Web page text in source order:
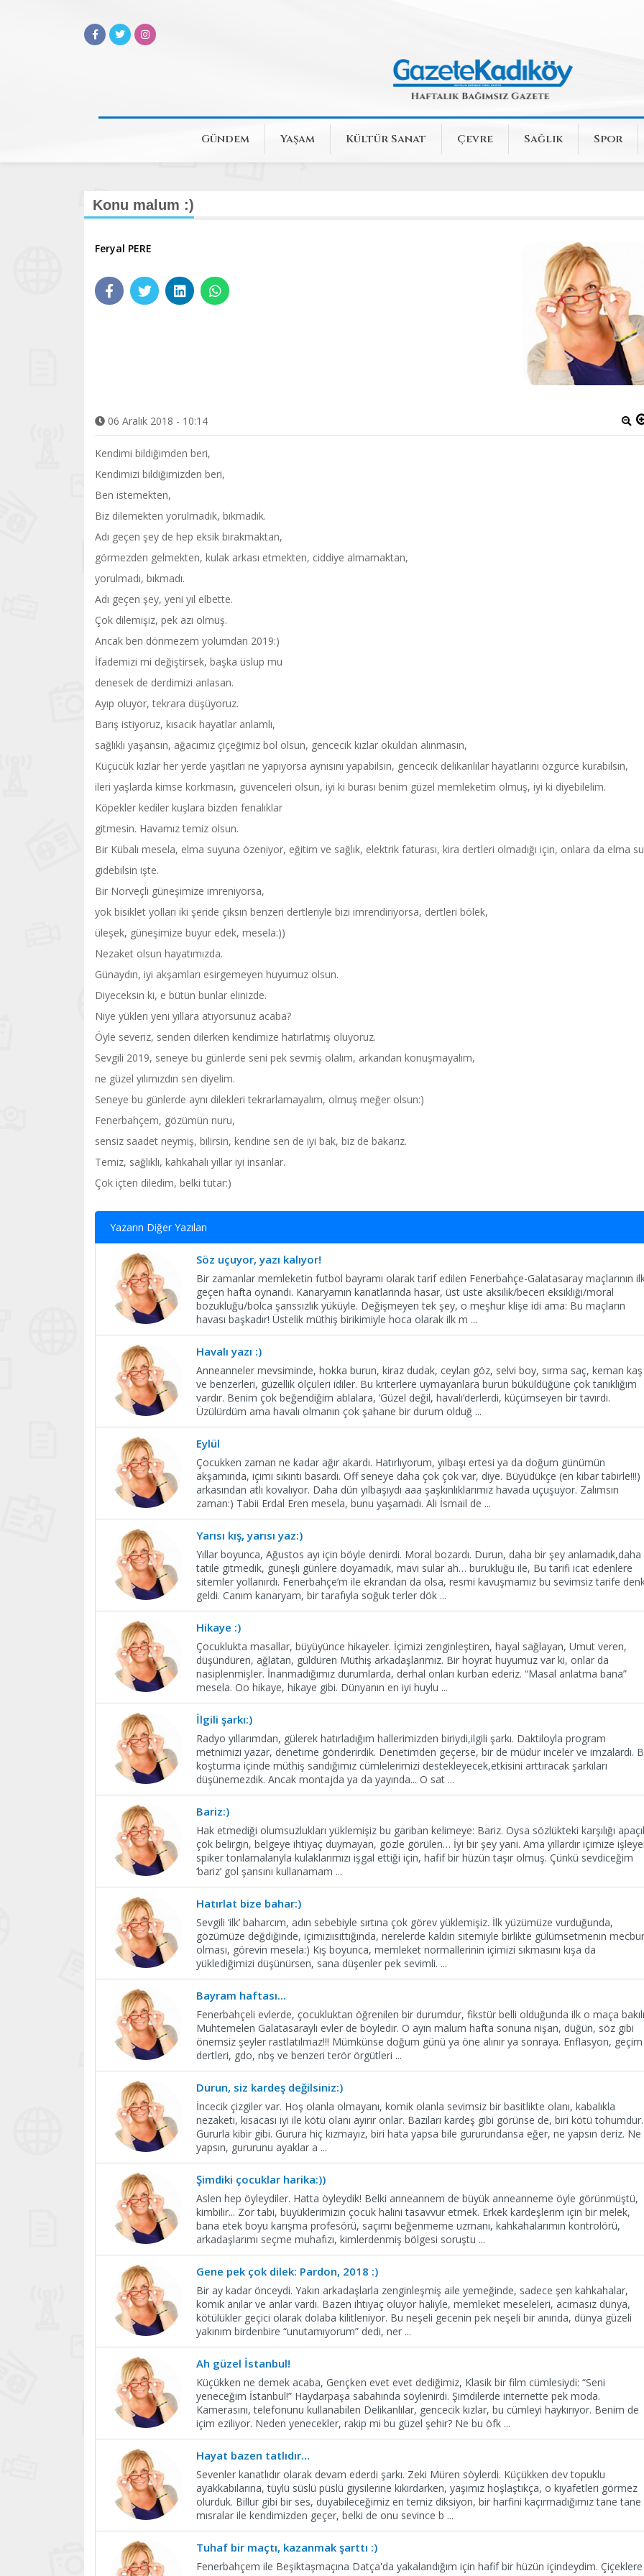
Gündem Yaşam Kültür Sanat Çevre Sağlık Spor
Konu malum :)
Feryal PERE
06 Aralık 2018 - 10:14
Kendimi bildiğimden beri,
Kendimizi bildiğimizden beri,
Ben istemekten,
Biz dilemekten yorulmadık, bıkmadık.
Adı geçen şey de hep eksik bırakmaktan,
görmezden gelmekten, kulak arkası etmekten, ciddiye almamaktan,
yorulmadı, bıkmadı.
Adı geçen şey, yeni yıl elbette.
Çok dilemişiz, pek azı olmuş.
Ancak ben dönmezem yolumdan 2019:)
İfademizi mi değiştirsek, başka üslup mu
denesek de derdimizi anlasan.
Ayıp oluyor, tekrara düşüyoruz.
Barış istiyoruz, kısacık hayatlar anlamlı,
sağlıklı yaşansın, ağacımız çiçeğimiz bol olsun, gencecik kızlar okuldan alınmasın,
Küçücük kızlar her yerde yaşıtları ne yapıyorsa aynısını yapabilsin, gencecik delikanlılar hayatlarını özgürce kurabilsin,
ileri yaşlarda kimse korkmasın, güvenceleri olsun, iyi ki burası benim güzel memleketim olmuş, iyi ki diyebilelim.
Köpekler kediler kuşlara bizden fenalıklar
gitmesin. Havamız temiz olsun.
Bir Kübalı mesela, elma suyuna özeniyor, eğitim ve sağlık, elektrik faturası, kira dertleri olmadığı için, onlara da elma
gidebilsin işte.
Bir Norveçli güneşimize imreniyorsa,
yok bisiklet yolları iki şeride çıksın benzeri dertleriyle bizi imrendiriyorsa, dertleri bölek,
üleşek, güneşimize buyur edek, mesela:))
Nezaket olsun hayatımızda.
Günaydın, iyi akşamları esirgemeyen huyumuz olsun.
Diyeceksin ki, e bütün bunlar elinizde.
Niye yükleri yeni yıllara atıyorsunuz acaba?
Öyle severiz, senden dilerken kendimize hatırlatmış oluyoruz.
Sevgili 2019, seneye bu günlerde seni pek sevmiş olalım, arkandan konuşmayalım,
ne güzel yılımızdın sen diyelim.
Seneye bu günlerde aynı dilekleri tekrarlamayalım, olmuş meğer olsun:)
Fenerbahçem, gözümün nuru,
sensiz saadet neymiş, bilirsin, kendine sen de iyi bak, biz de bakarız.
Temiz, sağlıklı, kahkahalı yıllar iyi insanlar.
Çok içten diledim, belki tutar:)
Yazarın Diğer Yazıları
Söz uçuyor, yazı kalıyor!
Bir zamanlar memleketin futbol bayramı olarak tarif edilen Fenerbahçe-Galatasaray maçlarının
geçen hafta oynandı. Kanaryamın kanatlarında hasar, üst üste aksilik/beceri eksikliği/moral
bozukluğu/bolca şanssızlık yüküyle. Değişmeyen tek şey, o meşhur klişe idi ama: Bu maçların
havası başkadır! Üstelik müthiş birikimiyle hoca olarak ilk m ...
Havalı yazı :)
Anneanneler mevsiminde, hokka burun, kiraz dudak, ceylan göz, selvi boy, sırma saç, keman kaş
ve benzerleri, güzellik ölçüleri idiler. Bu kriterlere uymayanlara burun büküldüğüne çok tanıklığım
vardır. Benim çok beğendiğim ablalara, ‘Güzel değil, havalı’derlerdi, küçümseyen bir tavırdı.
Üzülürdüm ama havalı olmanın çok şahane bir durum olduğ ...
Eylül
Çocukken zaman ne kadar ağır akardı. Hatırlıyorum, yılbaşı ertesi ya da doğum günümün
akşamında, içimi sıkıntı basardı. Off seneye daha çok çok var, diye. Büyüdükçe (en kibar tabirle!!!)
arkasından atlı kovalıyor. Daha dün yılbaşıydı aaa şaşkınlıklarımız havada uçuşuyor. Zalımsın
zaman:) Tabii Erdal Eren mesela, bunu yaşamadı. Ali İsmail de ...
Yarısı kış, yarısı yaz:)
Yıllar boyunca, Ağustos ayı için böyle denirdi. Moral bozardı. Durun, daha bir şey anlamadık,daha
tatile gitmedik, güneşli günlere doyamadık, mavi sular ah… burukluğu ile, Bu tarifi icat edenlere
sitemler yollanırdı. Fenerbahçe’m ile ekrandan da olsa, resmi kavuşmamız bu sevimsiz tarife
geldi. Canım kanaryam, bir tarafıyla soğuk terler dök ...
Hikaye :)
Çocuklukta masallar, büyüyünce hikayeler. İçimizi zenginleştiren, hayal sağlayan, Umut veren,
düşündüren, ağlatan, güldüren Müthiş arkadaşlarımız. Bir hoyrat huyumuz var ki, onlar da
nasiplenmişler. İnanmadığımız durumlarda, derhal onları kurban ederiz. “Masal anlatma bana”
mesela. Oo hikaye, hikaye gibi. Dünyanın en iyi huylu ...
İlgili şarkı:)
Radyo yıllarımdan, gülerek hatırladığım hallerimizden biriydi,ilgili şarkı. Daktiloyla program
metnimizi yazar, denetime gönderirdik. Denetimden geçerse, bir de müdür inceler ve imzalardı.
koşturma içinde müthiş sandığımız cümlelerimizi destekleyecek,etkisini arttıracak şarkıları
düşünemezdik. Ancak montajda ya da yayında... O sat ...
Bariz:)
Hak etmediği olumsuzlukları yüklemişiz bu gariban kelimeye: Bariz. Oysa sözlükteki karşılığı
çok belirgin, belgeye ihtiyaç duymayan, gözle görülen… İyi bir şey yani. Ama yıllardır içimize
spiker tonlamalarıyla kulaklarımızı işgal ettiği için, hafif bir hüzün taşır olmuş. Çünkü sevdiceğim
‘bariz’ gol şansını kullanamam ...
Hatırlat bize bahar:)
Sevgili ‘ilk’ baharcım, adın sebebiyle sırtına çok görev yüklemişiz. İlk yüzümüze vurduğunda,
gözümüze değdiğinde, içimiziısıttığında, nerelerde kaldın sitemiyle birlikte gülümsetmenin mecbur
olması, görevin mesela:) Kış boyunca, memleket normallerinin içimizi sıkmasını kışa da
yüklediğimizi düşünürsen, sana düşenler pek sevimli. ...
Bayram haftası...
Fenerbahçeli evlerde, çocukluktan öğrenilen bir durumdur, fikstür belli olduğunda ilk o maça
Muhtemelen Galatasaraylı evler de böyledir. O ayın malum hafta sonuna nişan, düğün, söz gibi
önemsiz şeyler rastlatılmaz!!! Mümkünse doğum günü ya öne alınır ya sonraya. Enflasyon, geçim
dertleri, gdo, nbş ve benzeri terör örgütleri ...
Durun, siz kardeş değilsiniz:)
İncecik çizgiler var. Hoş olanla olmayanı, komik olanla sevimsiz bir basitlikte olanı, kabalıkla
nezaketi, kısacası iyi ile kötü olanı ayırır onlar. Bazıları kardeş gibi görünse de, biri kötü tohumdur.
Gururla kibir gibi. Gurura hiç kızmayız, biri hata yapsa bile gururundansa eğer, ne yapsın deriz. Ne
yapsın, gururunu ayaklar a ...
Şimdiki çocuklar harika:))
Aslen hep öyleydiler. Hatta öyleydik! Belki anneannem de büyük anneanneme öyle görünmüştü,
kimbilir... Zor tabi, büyüklerimizin çocuk halini tasavvur etmek. Erkek kardeşlerim için bir melek,
bana etek boyu karışma profesörü, saçımı beğenmeme uzmanı, kahkahalarımın kontrolörü,
arkadaşlarımı seçme muhafızı, kimlerdenmiş bölgesi soruştu ...
Gene pek çok dilek: Pardon, 2018 :)
Bir ay kadar önceydi. Yakın arkadaşlarla zenginleşmiş aile yemeğinde, sadece şen kahkahalar,
komik anılar ve anlar vardı. Bazen ihtiyaç oluyor haliyle, memleket meseleleri, acımasız dünya,
kötülükler geçici olarak dolaba kilitleniyor. Bu neşeli gecenin pek neşeli bir anında, dünya güzeli
yakınım birdenbire “unutamıyorum” dedi, ner ...
Ah güzel İstanbul!
Küçükken ne demek acaba, Gençken evet evet dediğimiz, Klasik bir film cümlesiydi: “Seni
yeneceğim İstanbul!” Haydarpaşa sabahında söylenirdi. Şimdilerde internette pek moda.
Kamerasını, telefonunu kullanabilen Delikanlılar, gencecik kızlar, bu cümleyi haykırıyor. Benim de
içim eziliyor. Neden yenecekler, rakip mi bu güzel şehir? Ne bu öfk ...
Hayat bazen tatlıdır…
Sevenler kanatlıdır olarak devam ederdi şarkı. Zeki Müren söylerdi. Küçükken dev topuklu
ayakkabılarına, tüylü süslü püslü giysilerine kıkırdarken, yaşımız hoşlaştıkça, o kıyafetleri görmez
olurduk. Billur gibi bir ses, duyabileceğimiz en temiz diksiyon, bir harfini kaçırmadığımız tane tane
mısralar ile kendimizden geçer, belki de onu sevince b ...
Tuhaf bir maçtı, kazanmak şarttı :)
Fenerbahçem ile Beşiktaşmaçına Datça'da yakalandığım için hafif bir hüzün içindeydim. Çiçeklere